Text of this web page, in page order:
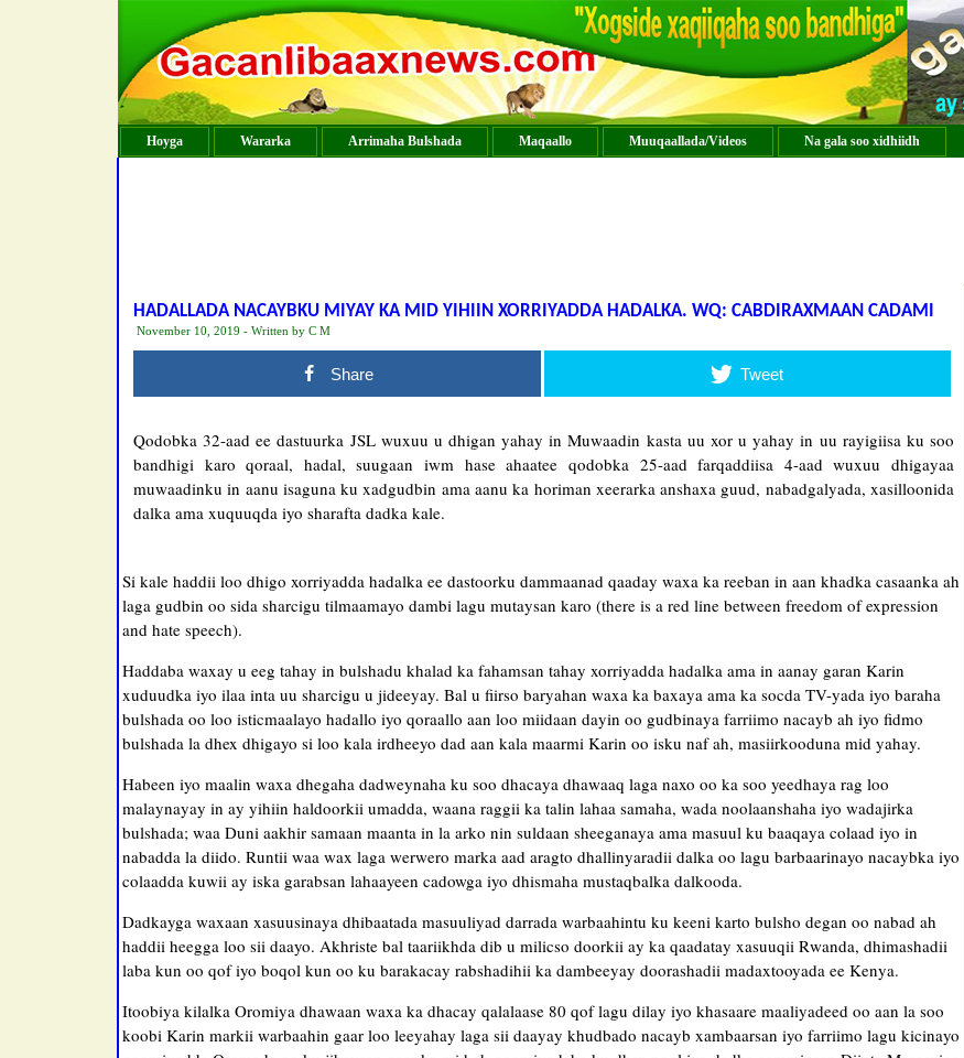
Hoyga Wararka Arrimaha Bulshada Maqaallo Muuqaallada/Videos Na gala soo xidhiidh
HADALLADA NACAYBKU MIYAY KA MID YIHIIN XORRIYADDA HADALKA. WQ: CABDIRAXMAAN CADAMI
November 10, 2019 - Written by C M
Share Tweet
Qodobka 32-aad ee dastuurka JSL wuxuu u dhigan yahay in Muwaadin kasta uu xor u yahay in uu rayigiisa ku soo
bandhigi karo qoraal, hadal, suugaan iwm hase ahaatee qodobka 25-aad farqaddiisa 4-aad wuxuu dhigayaa
muwaadinku in aanu isaguna ku xadgudbin ama aanu ka horiman xeerarka anshaxa guud, nabadgalyada, xasilloonida
dalka ama xuquuqda iyo sharafta dadka kale.
Si kale haddii loo dhigo xorriyadda hadalka ee dastoorku dammaanad qaaday waxa ka reeban in aan khadka casaanka ah
laga gudbin oo sida sharcigu tilmaamayo dambi lagu mutaysan karo (there is a red line between freedom of expression
and hate speech).
Haddaba waxay u eeg tahay in bulshadu khalad ka fahamsan tahay xorriyadda hadalka ama in aanay garan Karin
xuduudka iyo ilaa inta uu sharcigu u jideeyay. Bal u fiirso baryahan waxa ka baxaya ama ka socda TV-yada iyo baraha
bulshada oo loo isticmaalayo hadallo iyo qoraallo aan loo miidaan dayin oo gudbinaya farriimo nacayb ah iyo fidmo
bulshada la dhex dhigayo si loo kala irdheeyo dad aan kala maarmi Karin oo isku naf ah, masiirkooduna mid yahay.
Habeen iyo maalin waxa dhegaha dadweynaha ku soo dhacaya dhawaaq laga naxo oo ka soo yeedhaya rag loo
malaynayay in ay yihiin haldoorkii umadda, waana raggii ka talin lahaa samaha, wada noolaanshaha iyo wadajirka
bulshada; waa Duni aakhir samaan maanta in la arko nin suldaan sheeganaya ama masuul ku baaqaya colaad iyo in
nabadda la diido. Runtii waa wax laga werwero marka aad aragto dhallinyaradii dalka oo lagu barbaarinayo nacaybka iyo
colaadda kuwii ay iska garabsan lahaayeen cadowga iyo dhismaha mustaqbalka dalkooda.
Dadkayga waxaan xasuusinaya dhibaatada masuuliyad darrada warbaahintu ku keeni karto bulsho degan oo nabad ah
haddii heegga loo sii daayo. Akhriste bal taariikhda dib u milicso doorkii ay ka qaadatay xasuuqii Rwanda, dhimashadii
laba kun oo qof iyo boqol kun oo ku barakacay rabshadihii ka dambeeyay doorashadii madaxtooyada ee Kenya.
Itoobiya kilalka Oromiya dhawaan waxa ka dhacay qalalaase 80 qof lagu dilay iyo khasaare maaliyadeed oo aan la soo
koobi Karin markii warbaahin gaar loo leeyahay laga sii daayay khudbado nacayb xambaarsan iyo farriimo lagu kicinayo